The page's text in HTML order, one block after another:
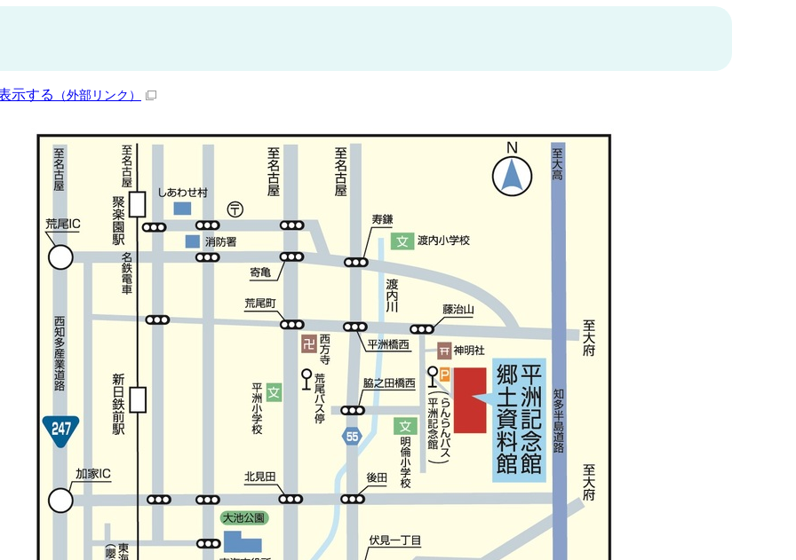
示する （外部リンク）